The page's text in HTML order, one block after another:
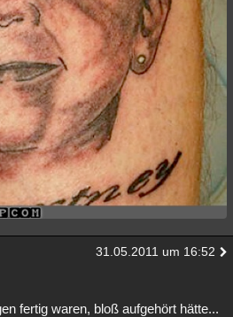
31.05.2011 um 16:52
fertig waren, bloß aufgehört hätte...